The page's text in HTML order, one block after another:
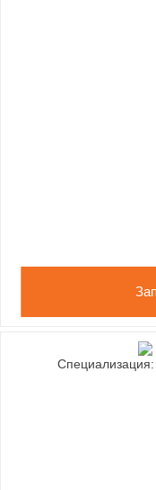
Специализация: